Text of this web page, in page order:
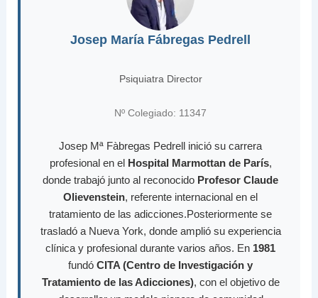
Josep María Fábregas Pedrell
Psiquiatra Director
Nº Colegiado: 11347
Josep Mª Fàbregas Pedrell inició su carrera
profesional en el Hospital Marmottan de París,
donde trabajó junto al reconocido Profesor Claude
Olievenstein, referente internacional en el
tratamiento de las adicciones.Posteriormente se
trasladó a Nueva York, donde amplió su experiencia
clínica y profesional durante varios años. En 1981
fundó CITA (Centro de Investigación y
Tratamiento de las Adicciones), con el objetivo de